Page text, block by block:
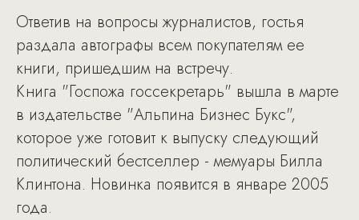
Ответив на вопросы журналистов, гостья
раздала автографы всем покупателям ее
книги, пришедшим на встречу.
Книга "Госпожа госсекретарь" вышла в марте
в издательстве "Альпина Бизнес Букс",
которое уже готовит к выпуску следующий
политический бестселлер - мемуары Билла
Клинтона. Новинка появится в январе 2005
года.